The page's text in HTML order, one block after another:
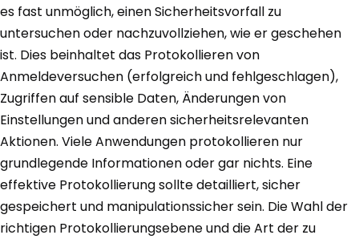
es fast unmöglich, einen Sicherheitsvorfall zu
untersuchen oder nachzuvollziehen, wie er geschehen
ist. Dies beinhaltet das Protokollieren von
Anmeldeversuchen (erfolgreich und fehlgeschlagen),
Zugriffen auf sensible Daten, Änderungen von
Einstellungen und anderen sicherheitsrelevanten
Aktionen. Viele Anwendungen protokollieren nur
grundlegende Informationen oder gar nichts. Eine
effektive Protokollierung sollte detailliert, sicher
gespeichert und manipulationssicher sein. Die Wahl der
richtigen Protokollierungsebene und die Art der zu